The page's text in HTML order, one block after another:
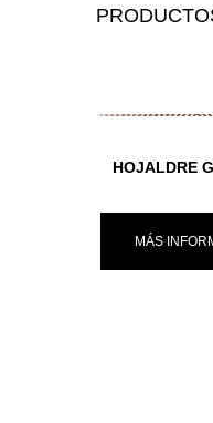
HOJALDRE
MÁS